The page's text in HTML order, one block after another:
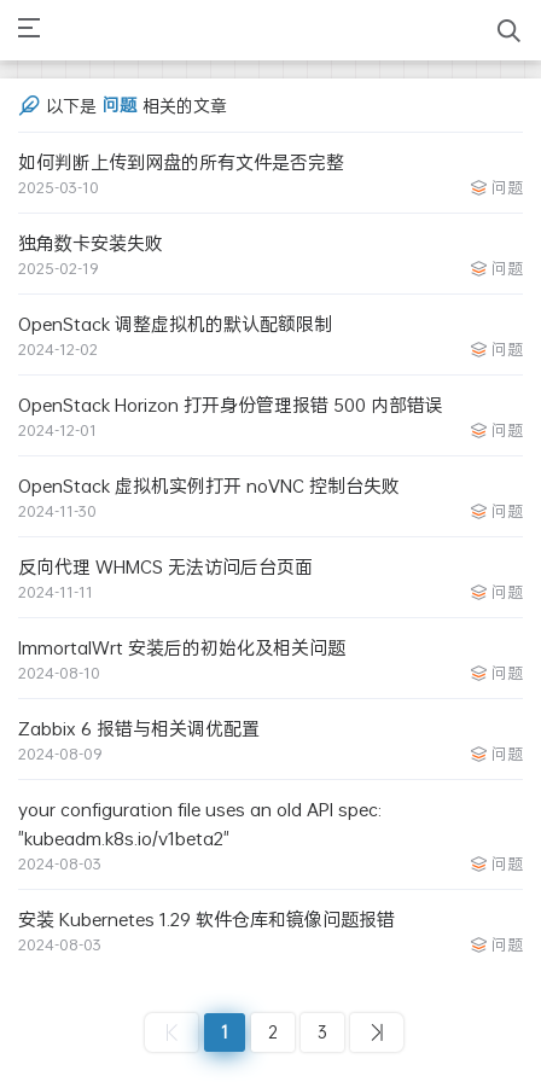
以下是 问题 相关的文章
如何判断上传到网盘的所有文件是否完整
2025-03-10 问题
独角数卡安装失败
2025-02-19 问题
OpenStack 调整虚拟机的默认配额限制
2024-12-02 问题
OpenStack Horizon 打开身份管理报错 500 内部错误
2024-12-01 问题
OpenStack 虚拟机实例打开 noVNC 控制台失败
2024-11-30 问题
反向代理 WHMCS 无法访问后台页面
2024-11-11 问题
ImmortalWrt 安装后的初始化及相关问题
2024-08-10 问题
Zabbix 6 报错与相关调优配置
2024-08-09 问题
your configuration file uses an old API spec:
"kubeadm.k8s.io/v1beta2"
2024-08-03 问题
安装 Kubernetes 1.29 软件仓库和镜像问题报错
2024-08-03 问题
1 2 3